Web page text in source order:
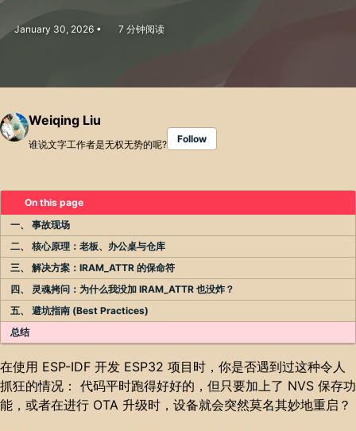
January 30, 2026 7 分钟阅读
Weiqing Liu
谁说文字工作者是无权无势的呢? Follow
On this page
一、 事故现场
二、 核心原理：老板、办公桌与仓库
三、 解决方案：IRAM_ATTR 的保命符
四、 灵魂拷问：为什么我没加 IRAM_ATTR 也没炸？
五、 避坑指南 (Best Practices)
总结
在使用 ESP-IDF 开发 ESP32 项目时，你是否遇到过这种令人
抓狂的情况： 代码平时跑得好好的，但只要加上了 NVS 保存功
能，或者在进行 OTA 升级时，设备就会突然莫名其妙地重启？